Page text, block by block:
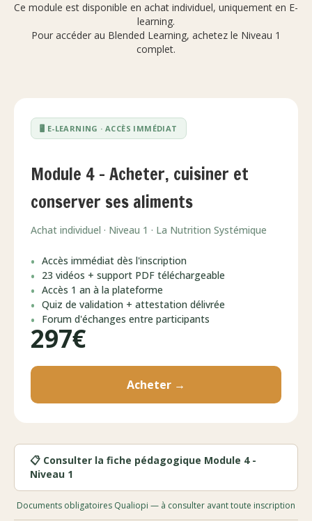
Ce module est disponible en achat individuel, uniquement en E-
learning.
Pour accéder au Blended Learning, achetez le Niveau 1
complet.
🖥️ E-LEARNING · ACCÈS IMMÉDIAT
Module 4 - Acheter, cuisiner et
conserver ses aliments
Achat individuel · Niveau 1 · La Nutrition Systémique
Accès immédiat dès l'inscription
23 vidéos + support PDF téléchargeable
Accès 1 an à la plateforme
Quiz de validation + attestation délivrée
Forum d'échanges entre participants
297€
Acheter →
📋 Consulter la fiche pédagogique Module 4 -
Niveau 1
Documents obligatoires Qualiopi — à consulter avant toute inscription